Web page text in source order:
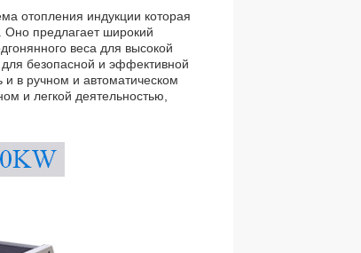
отопления индукции которая
Оно предлагает широкий
веса для высокой
безопасной и эффективной
и в ручном и автоматическом
и легкой деятельностью,